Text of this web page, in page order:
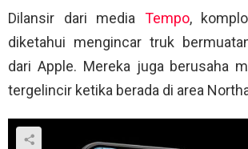
Dilansir dari media Tempo,
diketahui mengincar truk
dari Apple. Mereka juga berusaha
tergelincir ketika berada di area